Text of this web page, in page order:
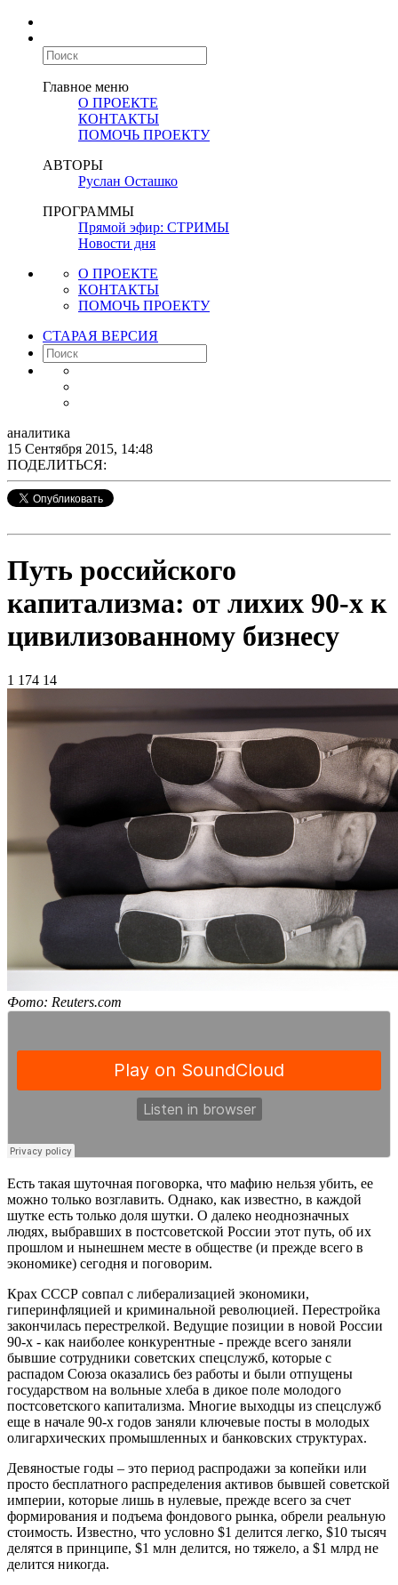
Главное меню
О ПРОЕКТЕ
КОНТАКТЫ
ПОМОЧЬ ПРОЕКТУ
АВТОРЫ
Руслан Осташко
ПРОГРАММЫ
Прямой эфир: СТРИМЫ
Новости дня
О ПРОЕКТЕ
КОНТАКТЫ
ПОМОЧЬ ПРОЕКТУ
СТАРАЯ ВЕРСИЯ
аналитика
15 Сентября 2015, 14:48
ПОДЕЛИТЬСЯ:
Путь российского
капитализма: от лихих 90-х к
цивилизованному бизнесу
1 174 14
Фото: Reuters.com
Есть такая шуточная поговорка, что мафию нельзя убить, ее
можно только возглавить. Однако, как известно, в каждой
шутке есть только доля шутки. О далеко неоднозначных
людях, выбравших в постсоветской России этот путь, об их
прошлом и нынешнем месте в обществе (и прежде всего в
экономике) сегодня и поговорим.
Крах СССР совпал с либерализацией экономики,
гиперинфляцией и криминальной революцией. Перестройка
закончилась перестрелкой. Ведущие позиции в новой России
90-х - как наиболее конкурентные - прежде всего заняли
бывшие сотрудники советских спецслужб, которые с
распадом Союза оказались без работы и были отпущены
государством на вольные хлеба в дикое поле молодого
постсоветского капитализма. Многие выходцы из спецслужб
еще в начале 90-х годов заняли ключевые посты в молодых
олигархических промышленных и банковских структурах.
Девяностые годы – это период распродажи за копейки или
просто бесплатного распределения активов бывшей советской
империи, которые лишь в нулевые, прежде всего за счет
формирования и подъема фондового рынка, обрели реальную
стоимость. Известно, что условно $1 делится легко, $10 тысяч
делятся в принципе, $1 млн делится, но тяжело, а $1 млрд не
делится никогда.